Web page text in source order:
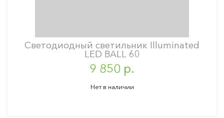
Светодиодный светильник Illuminated
LED BALL 60
9 850 р.
Нет в наличии